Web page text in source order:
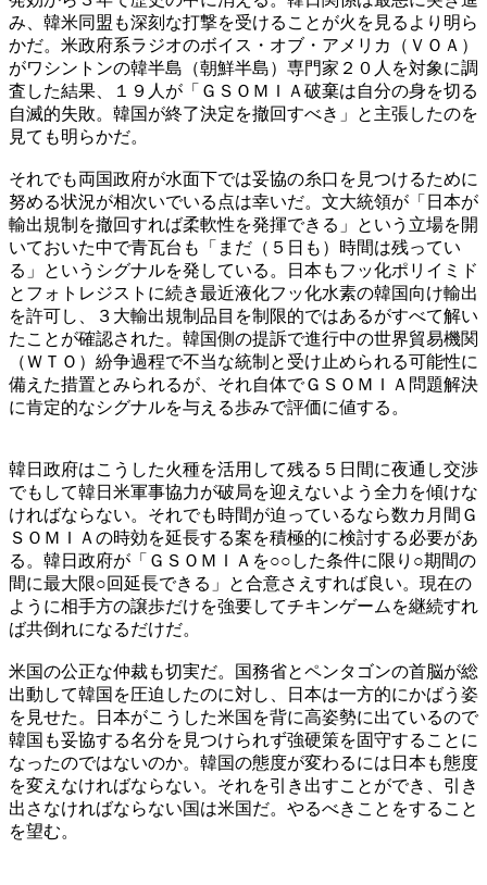
み、韓米同盟も深刻な打撃を受けることが火を見るより明ら
かだ。米政府系ラジオのボイス・オブ・アメリカ（ＶＯＡ）
がワシントンの韓半島（朝鮮半島）専門家２０人を対象に調
査した結果、１９人が「ＧＳＯＭＩＡ破棄は自分の身を切る
自滅的失敗。韓国が終了決定を撤回すべき」と主張したのを
見ても明らかだ。
それでも両国政府が水面下では妥協の糸口を見つけるために
努める状況が相次いでいる点は幸いだ。文大統領が「日本が
輸出規制を撤回すれば柔軟性を発揮できる」という立場を開
いておいた中で青瓦台も「まだ（５日も）時間は残ってい
る」というシグナルを発している。日本もフッ化ポリイミド
とフォトレジストに続き最近液化フッ化水素の韓国向け輸出
を許可し、３大輸出規制品目を制限的ではあるがすべて解い
たことが確認された。韓国側の提訴で進行中の世界貿易機関
（ＷＴＯ）紛争過程で不当な統制と受け止められる可能性に
備えた措置とみられるが、それ自体でＧＳＯＭＩＡ問題解決
に肯定的なシグナルを与える歩みで評価に値する。
韓日政府はこうした火種を活用して残る５日間に夜通し交渉
でもして韓日米軍事協力が破局を迎えないよう全力を傾けな
ければならない。それでも時間が迫っているなら数カ月間Ｇ
ＳＯＭＩＡの時効を延長する案を積極的に検討する必要があ
る。韓日政府が「ＧＳＯＭＩＡを○○した条件に限り○期間の
間に最大限○回延長できる」と合意さえすれば良い。現在の
ように相手方の譲歩だけを強要してチキンゲームを継続すれ
ば共倒れになるだけだ。
米国の公正な仲裁も切実だ。国務省とペンタゴンの首脳が総
出動して韓国を圧迫したのに対し、日本は一方的にかばう姿
を見せた。日本がこうした米国を背に高姿勢に出ているので
韓国も妥協する名分を見つけられず強硬策を固守することに
なったのではないのか。韓国の態度が変わるには日本も態度
を変えなければならない。それを引き出すことができ、引き
出さなければならない国は米国だ。やるべきことをすること
を望む。